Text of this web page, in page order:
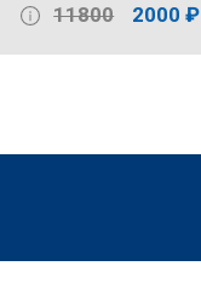
11800 2000 ₽